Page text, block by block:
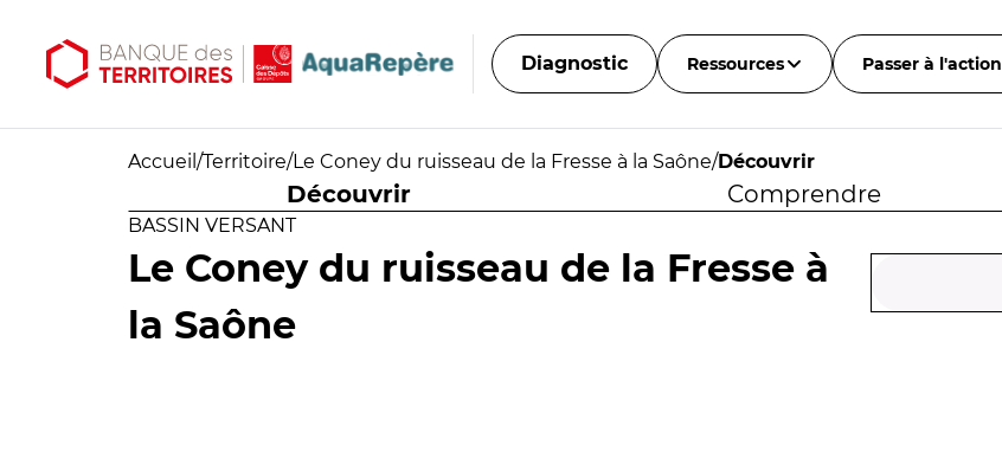
Diagnostic Ressources Passer à l'action
Accueil /Territoire/Le Coney du ruisseau de la Fresse à la Saône/Découvrir
Découvrir Comprendre
BASSIN VERSANT
Le Coney du ruisseau de la Fresse à
la Saône